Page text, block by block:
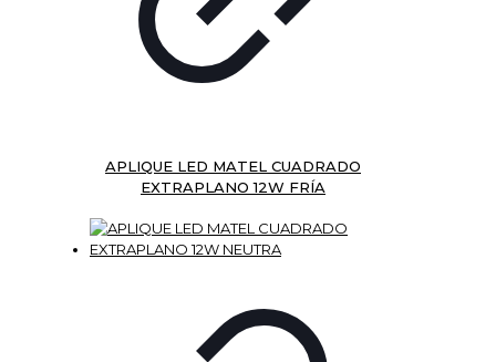
APLIQUE LED MATEL CUADRADO
EXTRAPLANO 12W FRÍA